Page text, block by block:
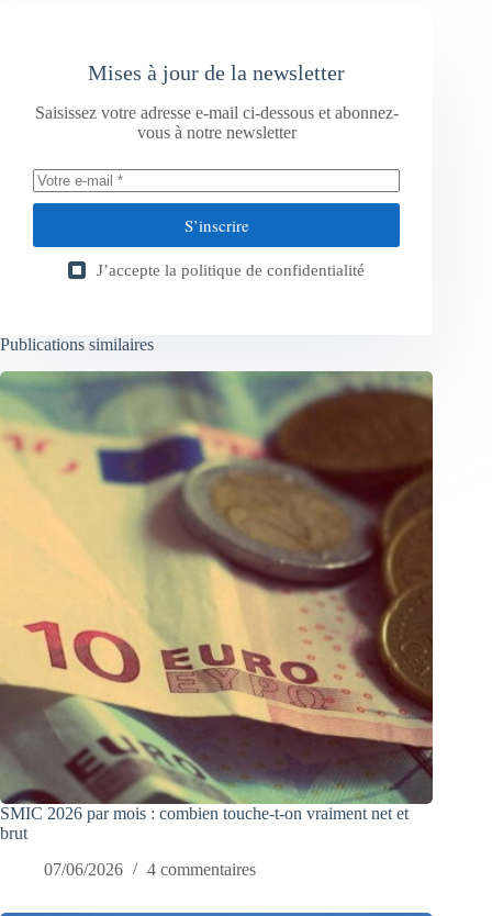
Mises à jour de la newsletter
Saisissez votre adresse e-mail ci-dessous et abonnez-
vous à notre newsletter
S’inscrire
J’accepte la politique de confidentialité
Publications similaires
SMIC 2026 par mois : combien touche-t-on vraiment net et
brut
07/06/2026
4 commentaires